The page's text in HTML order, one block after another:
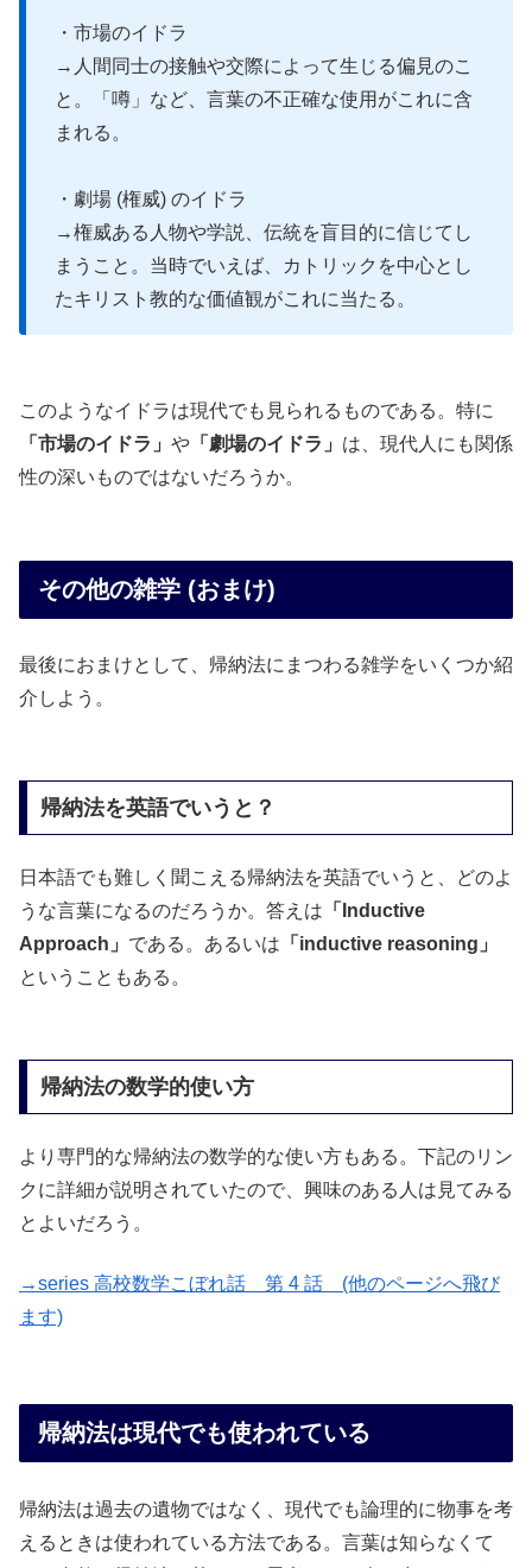
・市場のイドラ
→人間同士の接触や交際によって生じる偏見のこ
と。「噂」など、言葉の不正確な使用がこれに含
まれる。
・劇場 (権威) のイドラ
→権威ある人物や学説、伝統を盲目的に信じてし
まうこと。当時でいえば、カトリックを中心とし
たキリスト教的な価値観がこれに当たる。
このようなイドラは現代でも見られるものである。特に
「市場のイドラ」 や 「劇場のイドラ」 は、現代人にも関係
性の深いものではないだろうか。
その他の雑学 (おまけ)
最後におまけとして、帰納法にまつわる雑学をいくつか紹
介しよう。
帰納法を英語でいうと？
日本語でも難しく聞こえる帰納法を英語でいうと、どのよ
うな言葉になるのだろうか。答えは 「Inductive
Approach」 である。あるいは 「inductive reasoning」
ということもある。
帰納法の数学的使い方
より専門的な帰納法の数学的な使い方もある。下記のリン
クに詳細が説明されていたので、興味のある人は見てみる
とよいだろう。
→series 高校数学こぼれ話 第 4 話 (他のページへ飛び
ます)
帰納法は現代でも使われている
帰納法は過去の遺物ではなく、現代でも論理的に物事を考
えるときは使われている方法である。言葉は知らなくて